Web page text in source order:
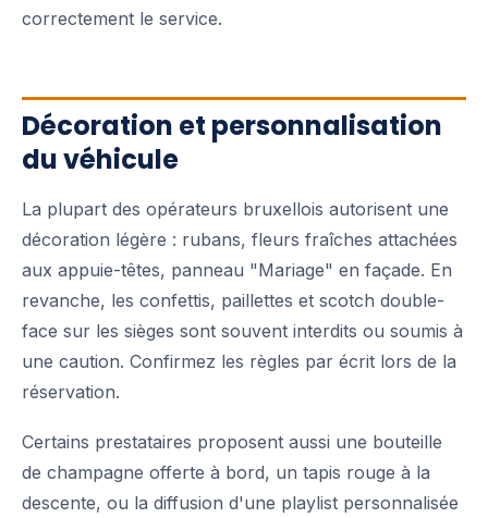
correctement le service.
Décoration et personnalisation
du véhicule
La plupart des opérateurs bruxellois autorisent une
décoration légère : rubans, fleurs fraîches attachées
aux appuie-têtes, panneau "Mariage" en façade. En
revanche, les confettis, paillettes et scotch double-
face sur les sièges sont souvent interdits ou soumis à
une caution. Confirmez les règles par écrit lors de la
réservation.
Certains prestataires proposent aussi une bouteille
de champagne offerte à bord, un tapis rouge à la
descente, ou la diffusion d'une playlist personnalisée